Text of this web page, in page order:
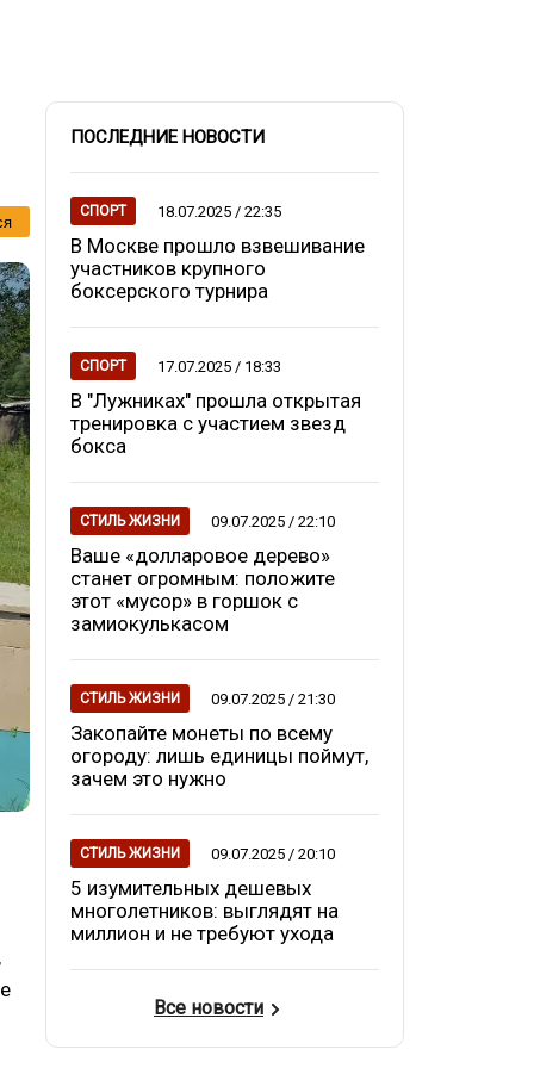
ПОСЛЕДНИЕ НОВОСТИ
СПОРТ 18.07.2025 / 22:35
В Москве прошло взвешивание
участников крупного
боксерского турнира
СПОРТ 17.07.2025 / 18:33
В "Лужниках" прошла открытая
тренировка с участием звезд
бокса
СТИЛЬ ЖИЗНИ 09.07.2025 / 22:10
Ваше «долларовое дерево»
станет огромным: положите
этот «мусор» в горшок с
замиокулькасом
СТИЛЬ ЖИЗНИ 09.07.2025 / 21:30
Закопайте монеты по всему
огороду: лишь единицы поймут,
зачем это нужно
СТИЛЬ ЖИЗНИ 09.07.2025 / 20:10
5 изумительных дешевых
многолетников: выглядят на
миллион и не требуют ухода
Все новости